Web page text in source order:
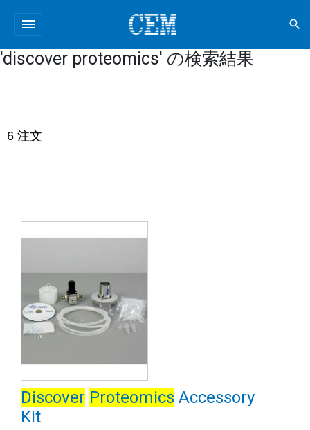
menu search
'discover proteomics' の検索結果
6 注文
Discover Proteomics Accessory
Kit